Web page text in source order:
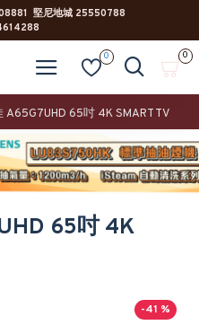
堅尼地城 25550788
0 0
A65G7UHD 65吋 4K SMART TV
65吋 4K
-41 %